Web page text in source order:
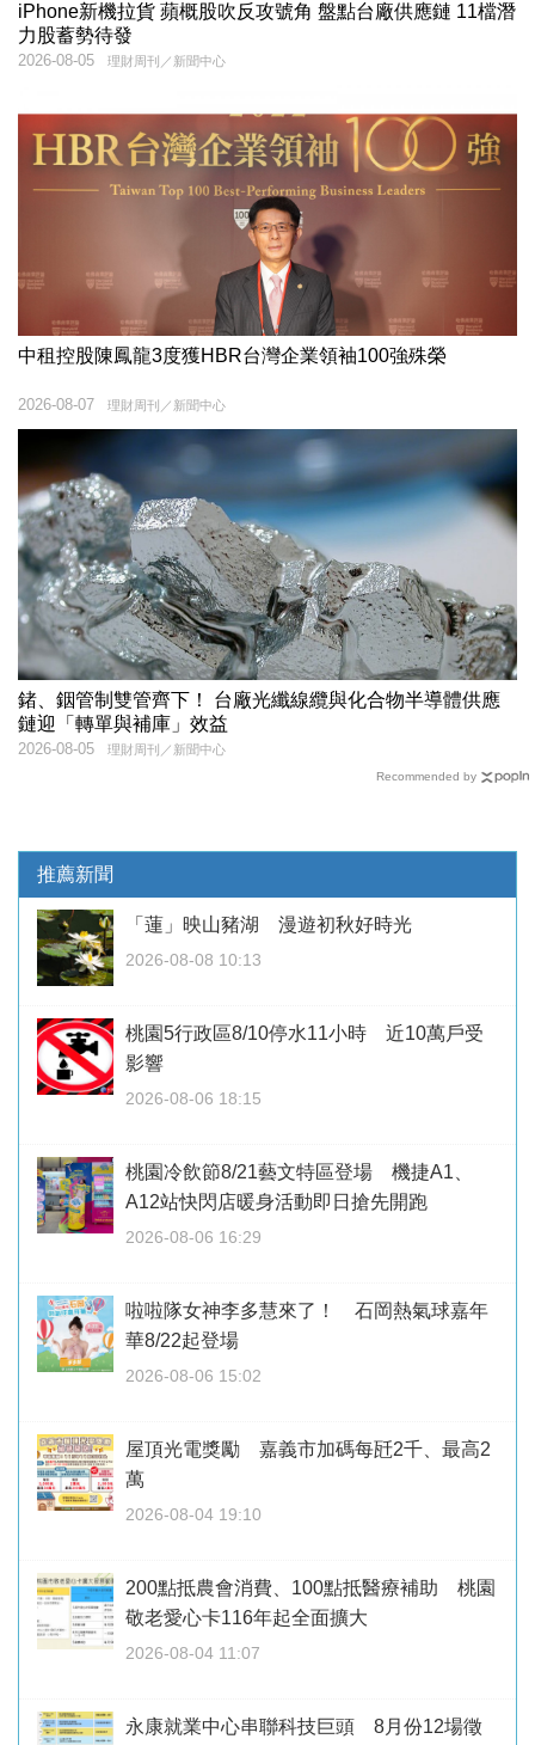
iPhone新機拉貨 蘋概股吹反攻號角 盤點台廠供應鏈 11檔潛
力股蓄勢待發
理財周刊／新聞中心
2026-08-05
中租控股陳鳳龍3度獲HBR台灣企業領袖100強殊榮
理財周刊／新聞中心
2026-08-07
鍺、銦管制雙管齊下！ 台廠光纖線纜與化合物半導體供應
鏈迎「轉單與補庫」效益
理財周刊／新聞中心
2026-08-05
Recommended by
推薦新聞
「蓮」映山豬湖 漫遊初秋好時光
2026-08-08 10:13
桃園5行政區8/10停水11小時 近10萬戶受
影響
2026-08-06 18:15
桃園冷飲節8/21藝文特區登場 機捷A1、
A12站快閃店暖身活動即日搶先開跑
2026-08-06 16:29
啦啦隊女神李多慧來了！ 石岡熱氣球嘉年
華8/22起登場
2026-08-06 15:02
屋頂光電獎勵 嘉義市加碼每瓩2千、最高2
萬
2026-08-04 19:10
200點抵農會消費、100點抵醫療補助 桃園
敬老愛心卡116年起全面擴大
2026-08-04 11:07
永康就業中心串聯科技巨頭 8月份12場徵